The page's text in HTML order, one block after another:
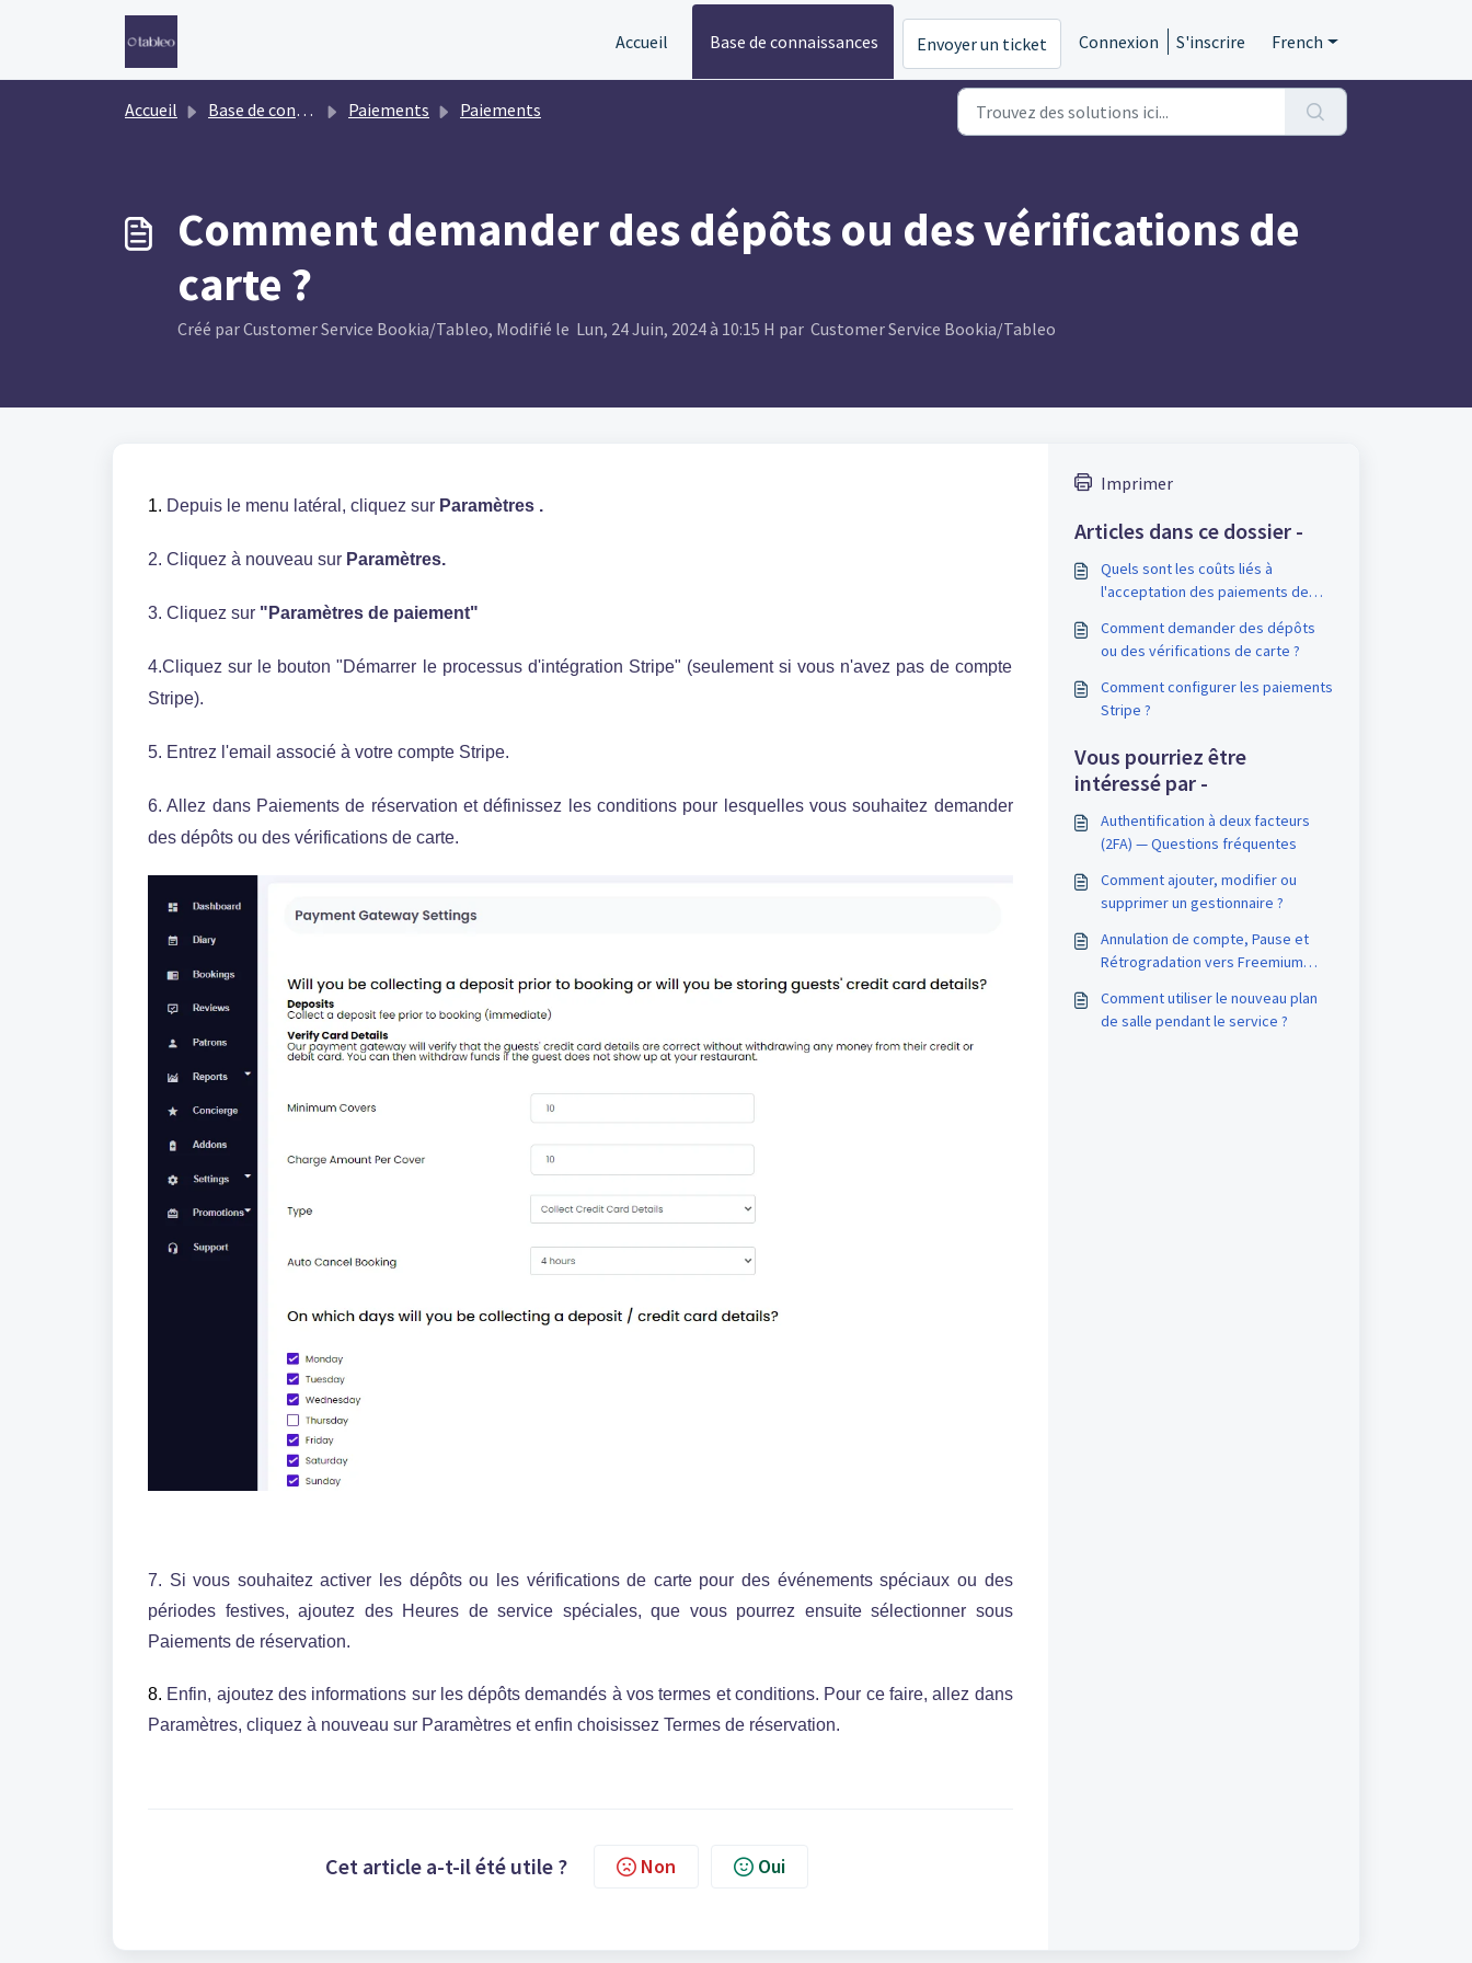
Passer au contenu principal
Accueil
Base de connaissances Envoyer un ticket Connexion S'inscrire French
Accueil Base de connaissances Paiements Paiements
Comment demander des dépôts ou des vérifications de
carte ?
Créé par Customer Service Bookia/Tableo, Modifié le Lun, 24 Juin, 2024 à 10:15 H par Customer Service Bookia/Tableo
1. Depuis le menu latéral, cliquez sur Paramètres .
2. Cliquez à nouveau sur Paramètres.
3. Cliquez sur "Paramètres de paiement"
4.Cliquez sur le bouton "Démarrer le processus d'intégration Stripe" (seulement si vous n'avez pas de compte
Stripe).
5. Entrez l'email associé à votre compte Stripe.
6. Allez dans Paiements de réservation et définissez les conditions pour lesquelles vous souhaitez demander
des dépôts ou des vérifications de carte.
7. Si vous souhaitez activer les dépôts ou les vérifications de carte pour des événements spéciaux ou des
périodes festives, ajoutez des Heures de service spéciales, que vous pourrez ensuite sélectionner sous
Paiements de réservation.
8. Enfin, ajoutez des informations sur les dépôts demandés à vos termes et conditions. Pour ce faire, allez dans
Paramètres, cliquez à nouveau sur Paramètres et enfin choisissez Termes de réservation.
Cet article a-t-il été utile ? Non Oui
Imprimer
Articles dans ce dossier -
Quels sont les coûts liés à
l'acceptation des paiements de
Stripe ?
Comment demander des dépôts
ou des vérifications de carte ?
Comment configurer les paiements
Stripe ?
Vous pourriez être
intéressé par -
Authentification à deux facteurs
(2FA) — Questions fréquentes
Comment ajouter, modifier ou
supprimer un gestionnaire ?
Annulation de compte, Pause et
Rétrogradation vers Freemium
Comment utiliser le nouveau plan
de salle pendant le service ?